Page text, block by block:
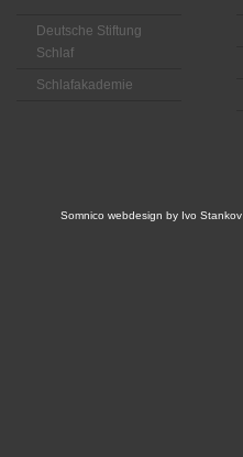
Deutsche Stiftung
Schlaf
Schlafakademie
Somnico webdesign by Ivo Stankov